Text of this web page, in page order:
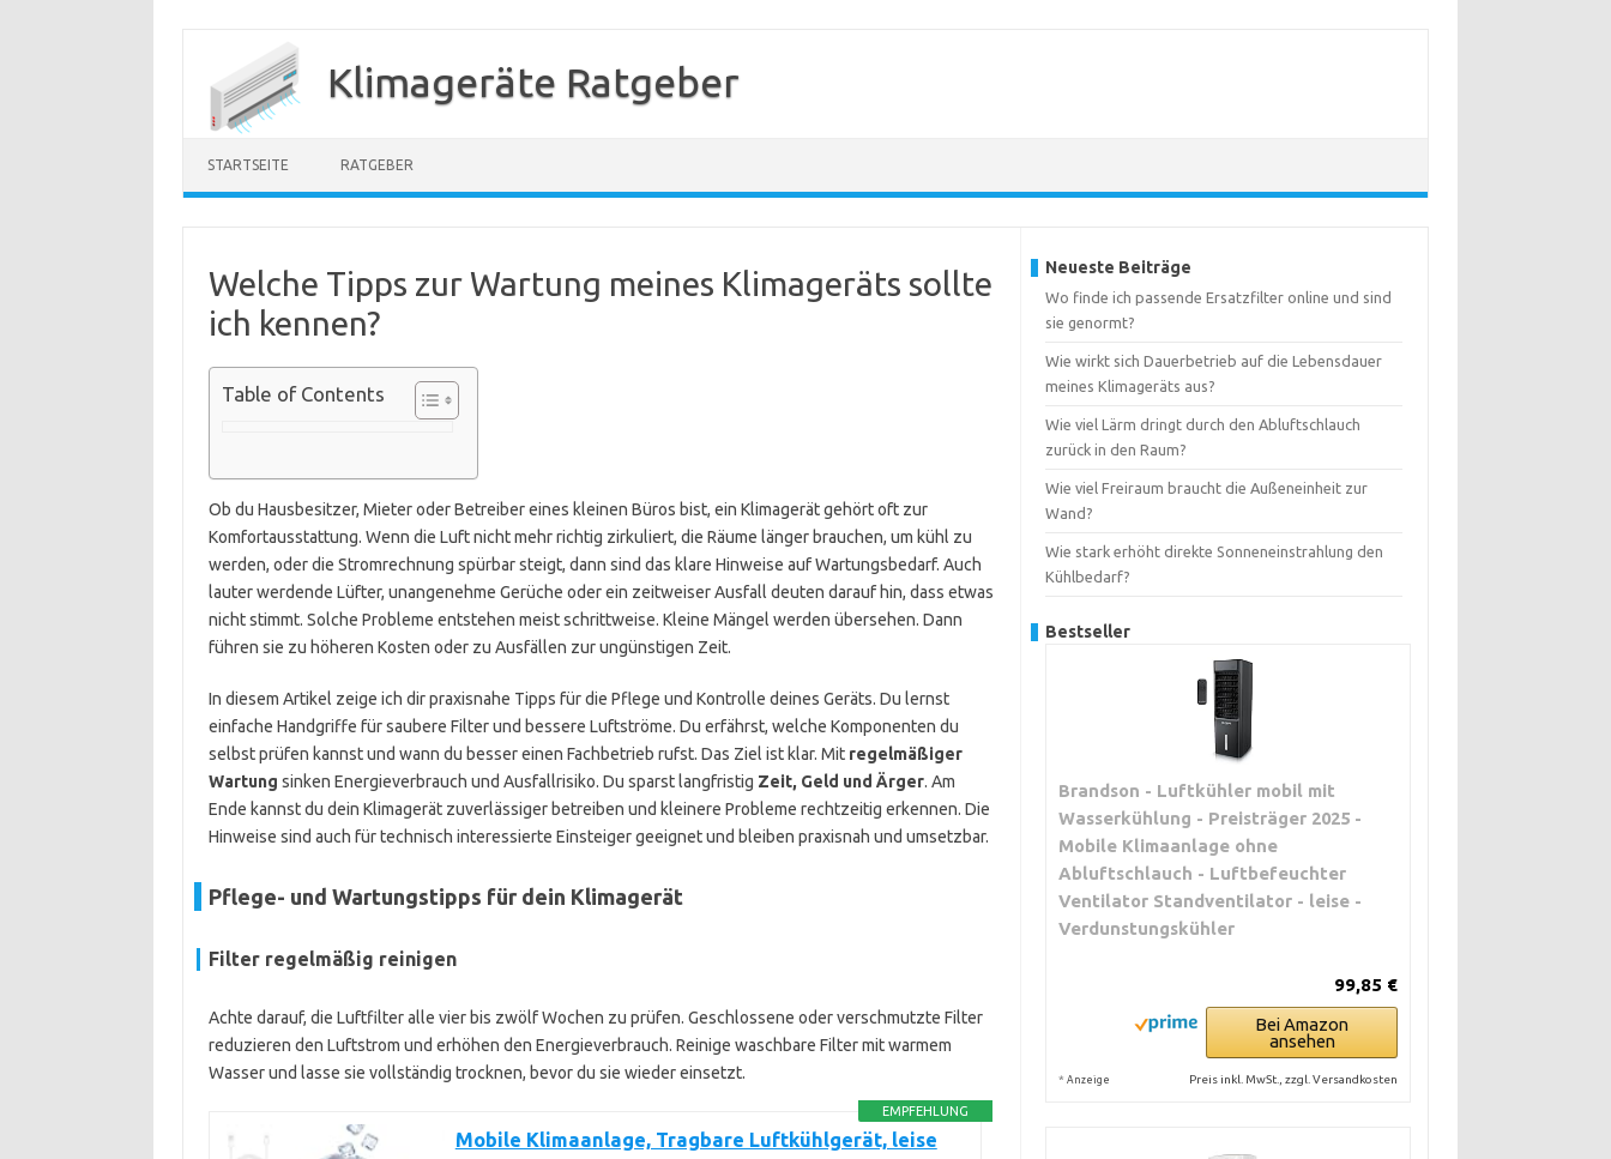
Klimageräte Ratgeber
STARTSEITE RATGEBER
Welche Tipps zur Wartung meines Klimageräts sollte
ich kennen?
Table of Contents
Ob du Hausbesitzer, Mieter oder Betreiber eines kleinen Büros bist, ein Klimagerät gehört oft zur
Komfortausstattung. Wenn die Luft nicht mehr richtig zirkuliert, die Räume länger brauchen, um kühl zu
werden, oder die Stromrechnung spürbar steigt, dann sind das klare Hinweise auf Wartungsbedarf. Auch
lauter werdende Lüfter, unangenehme Gerüche oder ein zeitweiser Ausfall deuten darauf hin, dass etwas
nicht stimmt. Solche Probleme entstehen meist schrittweise. Kleine Mängel werden übersehen. Dann
führen sie zu höheren Kosten oder zu Ausfällen zur ungünstigen Zeit.
In diesem Artikel zeige ich dir praxisnahe Tipps für die Pflege und Kontrolle deines Geräts. Du lernst
einfache Handgriffe für saubere Filter und bessere Luftströme. Du erfährst, welche Komponenten du
selbst prüfen kannst und wann du besser einen Fachbetrieb rufst. Das Ziel ist klar. Mit regelmäßiger
Wartung sinken Energieverbrauch und Ausfallrisiko. Du sparst langfristig Zeit, Geld und Ärger. Am
Ende kannst du dein Klimagerät zuverlässiger betreiben und kleinere Probleme rechtzeitig erkennen. Die
Hinweise sind auch für technisch interessierte Einsteiger geeignet und bleiben praxisnah und umsetzbar.
Pflege- und Wartungstipps für dein Klimagerät
Filter regelmäßig reinigen
Achte darauf, die Luftfilter alle vier bis zwölf Wochen zu prüfen. Geschlossene oder verschmutzte Filter
reduzieren den Luftstrom und erhöhen den Energieverbrauch. Reinige waschbare Filter mit warmem
Wasser und lasse sie vollständig trocknen, bevor du sie wieder einsetzt.
EMPFEHLUNG
Mobile Klimaanlage, Tragbare Luftkühlgerät, leise
Neueste Beiträge
Wo finde ich passende Ersatzfilter online und sind
sie genormt?
Wie wirkt sich Dauerbetrieb auf die Lebensdauer
meines Klimageräts aus?
Wie viel Lärm dringt durch den Abluftschlauch
zurück in den Raum?
Wie viel Freiraum braucht die Außeneinheit zur
Wand?
Wie stark erhöht direkte Sonneneinstrahlung den
Kühlbedarf?
Bestseller
Brandson - Luftkühler mobil mit
Wasserkühlung - Preisträger 2025 -
Mobile Klimaanlage ohne
Abluftschlauch - Luftbefeuchter
Ventilator Standventilator - leise -
Verdunstungskühler
99,85 €
Bei Amazon
ansehen
* Anzeige Preis inkl. MwSt., zzgl. Versandkosten